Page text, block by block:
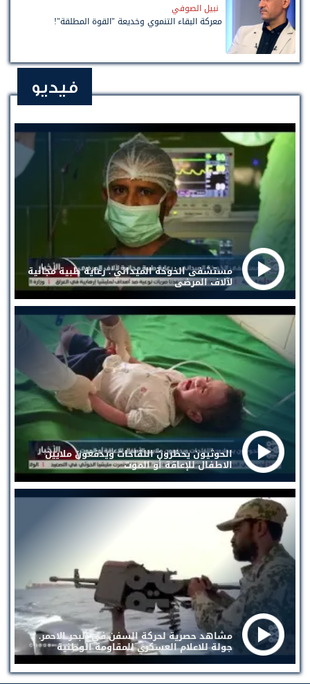
نبيل الصوفي
معركة البقاء التنموي وخديعة "القوة المطلقة"!
فيديو
مستشفى الخوخة الميداني . رعاية طبية مجانية
لآلاف المرضى
الحوثيون يحظرون اللقاحات ويدفعون ملايين
الاطفال للإعاقة أو الموت
مشاهد حصرية لحركة السفن في البحر الاحمر.
جولة للاعلام العسكري للمقاومة الوطنية